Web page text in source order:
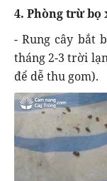
4. Phòng trừ
- Rung cây bắt
tháng 2-3 trời
để dễ thu gom).